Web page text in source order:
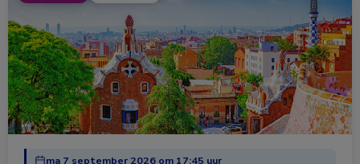
ma 7 september 2026 om 17:45 uur